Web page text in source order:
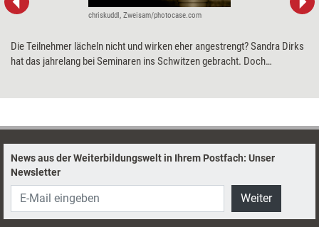
chriskuddl, Zweisam/photocase.com
Die Teilnehmer lächeln nicht und wirken eher angestrengt? Sandra Dirks
hat das jahrelang bei Seminaren ins Schwitzen gebracht. Doch
News aus der Weiterbildungswelt in Ihrem Postfach: Unser
Newsletter
Weiter